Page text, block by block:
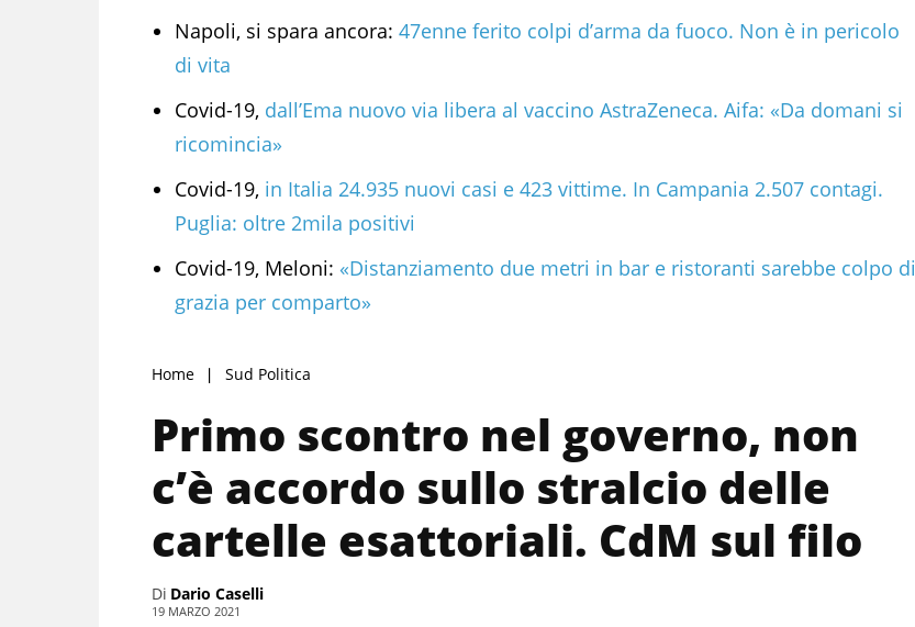
Napoli, si spara ancora: 47enne ferito colpi d’arma da fuoco. Non è in pericolo
di vita
Covid-19, dall’Ema nuovo via libera al vaccino AstraZeneca. Aifa: «Da domani si
ricomincia»
Covid-19, in Italia 24.935 nuovi casi e 423 vittime. In Campania 2.507 contagi.
Puglia: oltre 2mila positivi
Covid-19, Meloni: «Distanziamento due metri in bar e ristoranti sarebbe colpo di
grazia per comparto»
Home Sud Politica
Primo scontro nel governo, non
c’è accordo sullo stralcio delle
cartelle esattoriali. CdM sul filo
Di Dario Caselli
19 MARZO 2021